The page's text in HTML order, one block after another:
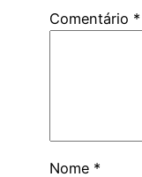
Comentário *
Nome *